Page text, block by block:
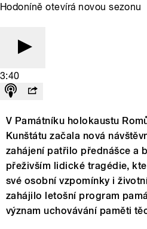
Hodoníně otevírá novou sezonu
3:40
V Památníku holokaustu
Kunštátu začala nová
zahájení patřilo přednášce a
přeživším lidické tragédie,
své osobní vzpomínky i
zahájilo letošní program
význam uchovávání paměti